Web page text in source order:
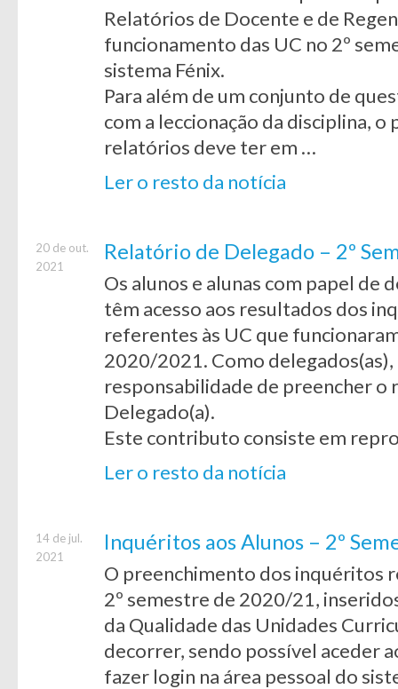
Relatórios de Docente e de
funcionamento das UC no 2º
sistema Fénix.
Para além de um conjunto de
com a leccionação da disciplina,
relatórios deve ter em …
Ler o resto da notícia
20 de out.
2021
Relatório de Delegado – 2º
Os alunos e alunas com papel de
têm acesso aos resultados dos
referentes às UC que
2020/2021. Como delegados(as),
responsabilidade de preencher
Delegado(a).
Este contributo consiste em
Ler o resto da notícia
14 de jul.
2021
Inquéritos aos Alunos – 2º
O preenchimento dos inquéritos
2º semestre de 2020/21,
da Qualidade das Unidades
decorrer, sendo possível aceder
fazer login na área pessoal do